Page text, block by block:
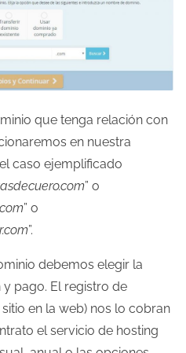
que tenga relación con
en nuestra
caso ejemplificado
” o
” o
”.
debemos elegir la
pago. El registro de
en la web) nos lo cobran
el servicio de hosting